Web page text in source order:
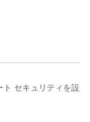
ト セキュリティを設